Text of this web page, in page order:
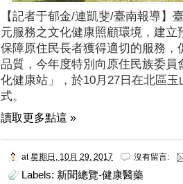
【記者于郁金/連凱斐/臺南報導】
元服務之文化健康照顧環境，建
保障原住民長者獲得適切的服務
品質，今年度特別向原住民族委
化健康站」，於10月27日在北區
式。
讀取更多點這 »
at星期日, 10月 29, 2017 沒有留言:
Labels: 新聞總覽-健康醫藥